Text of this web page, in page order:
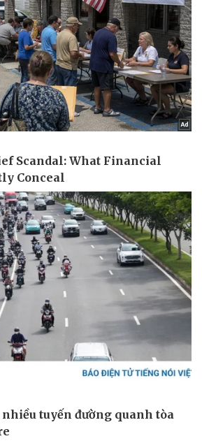
Quân sự - Quốc phòng
Vũ khí
Việt Nam